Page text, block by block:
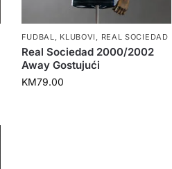
FUDBAL KLUBOVI REAL SOCIEDAD
Real Sociedad 2000/2002
Away Gostujući
KM79.00